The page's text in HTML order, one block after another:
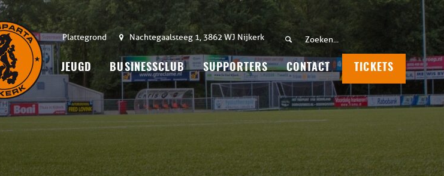
Plattegrond Nachtegaalsteeg 1, 3862 WJ Nijkerk
JEUGD BUSINESSCLUB SUPPORTERS CONTACT TICKETS